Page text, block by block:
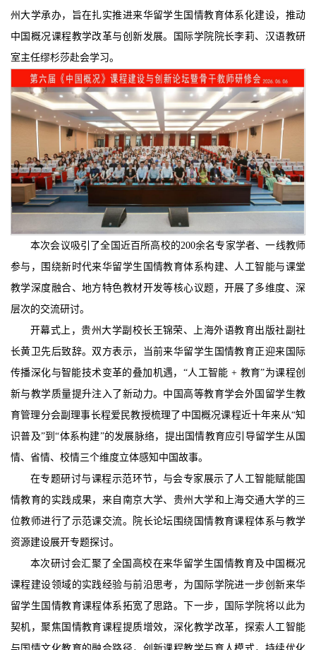
州大学承办，旨在扎实推进来华留学生国情教育体系化建设，推动
中国概况课程教学改革与创新发展。国际学院院长李莉、汉语教研
室主任缪杉莎赴会学习。
本次会议吸引了全国近百所高校的200余名专家学者、一线教师
参与，围绕新时代来华留学生国情教育体系构建、人工智能与课堂
教学深度融合、地方特色教材开发等核心议题，开展了多维度、深
层次的交流研讨。
开幕式上，贵州大学副校长王锦荣、上海外语教育出版社副社
长黄卫先后致辞。双方表示，当前来华留学生国情教育正迎来国际
传播深化与智能技术变革的叠加机遇，“人工智能 + 教育”为课程创
新与教学质量提升注入了新动力。中国高等教育学会外国留学生教
育管理分会副理事长程爱民教授梳理了中国概况课程近十年来从“知
识普及”到“体系构建”的发展脉络，提出国情教育应引导留学生从国
情、省情、校情三个维度立体感知中国故事。
在专题研讨与课程示范环节，与会专家展示了人工智能赋能国
情教育的实践成果，来自南京大学、贵州大学和上海交通大学的三
位教师进行了示范课交流。院长论坛围绕国情教育课程体系与教学
资源建设展开专题探讨。
本次研讨会汇聚了全国高校在来华留学生国情教育及中国概况
课程建设领域的实践经验与前沿思考，为国际学院进一步创新来华
留学生国情教育课程体系拓宽了思路。下一步，国际学院将以此为
契机，聚焦国情教育课程提质增效，深化教学改革，探索人工智能